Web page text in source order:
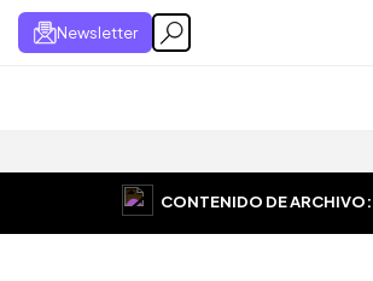
Newsletter
CONTENIDO DE ARCHIVO: